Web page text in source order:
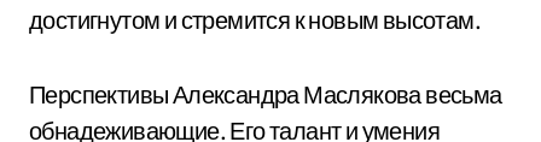
достигнутом и стремится к новым высотам.
Перспективы Александра Маслякова весьма
обнадеживающие. Его талант и умения